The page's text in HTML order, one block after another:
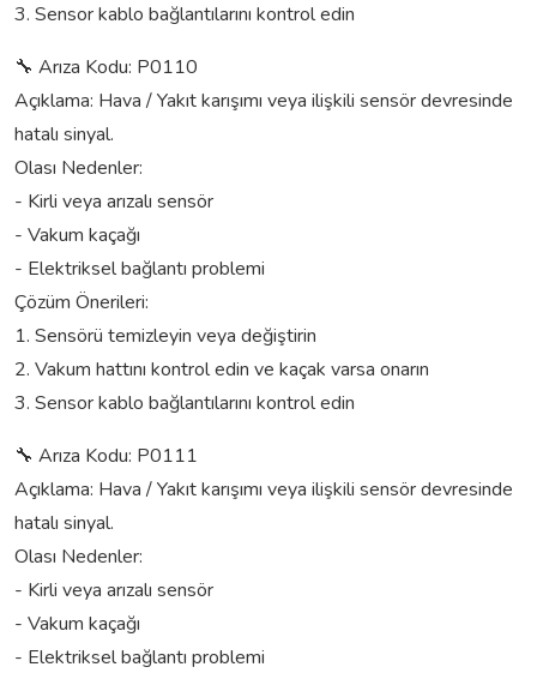
3. Sensor kablo bağlantılarını kontrol edin
🔧 Arıza Kodu: P0110
Açıklama: Hava / Yakıt karışımı veya ilişkili sensör devresinde
hatalı sinyal.
Olası Nedenler:
- Kirli veya arızalı sensör
- Vakum kaçağı
- Elektriksel bağlantı problemi
Çözüm Önerileri:
1. Sensörü temizleyin veya değiştirin
2. Vakum hattını kontrol edin ve kaçak varsa onarın
3. Sensor kablo bağlantılarını kontrol edin
🔧 Arıza Kodu: P0111
Açıklama: Hava / Yakıt karışımı veya ilişkili sensör devresinde
hatalı sinyal.
Olası Nedenler:
- Kirli veya arızalı sensör
- Vakum kaçağı
- Elektriksel bağlantı problemi